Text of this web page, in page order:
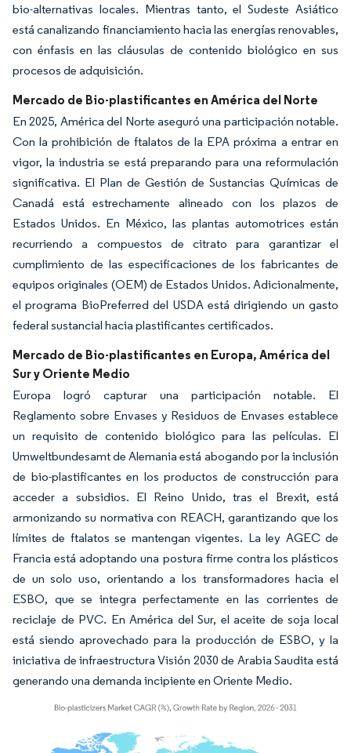
bio-alternativas locales. Mientras tanto, el Sudeste Asiático
está canalizando financiamiento hacia las energías renovables,
con énfasis en las cláusulas de contenido biológico en sus
procesos de adquisición.
Mercado de Bio-plastificantes en América del Norte
En 2025, América del Norte aseguró una participación notable.
Con la prohibición de ftalatos de la EPA próxima a entrar en
vigor, la industria se está preparando para una reformulación
significativa. El Plan de Gestión de Sustancias Químicas de
Canadá está estrechamente alineado con los plazos de
Estados Unidos. En México, las plantas automotrices están
recurriendo a compuestos de citrato para garantizar el
cumplimiento de las especificaciones de los fabricantes de
equipos originales (OEM) de Estados Unidos. Adicionalmente,
el programa BioPreferred del USDA está dirigiendo un gasto
federal sustancial hacia plastificantes certificados.
Mercado de Bio-plastificantes en Europa, América del
Sur y Oriente Medio
Europa logró capturar una participación notable. El
Reglamento sobre Envases y Residuos de Envases establece
un requisito de contenido biológico para las películas. El
Umweltbundesamt de Alemania está abogando por la inclusión
de bio-plastificantes en los productos de construcción para
acceder a subsidios. El Reino Unido, tras el Brexit, está
armonizando su normativa con REACH, garantizando que los
límites de ftalatos se mantengan vigentes. La ley AGEC de
Francia está adoptando una postura firme contra los plásticos
de un solo uso, orientando a los transformadores hacia el
ESBO, que se integra perfectamente en las corrientes de
reciclaje de PVC. En América del Sur, el aceite de soja local
está siendo aprovechado para la producción de ESBO, y la
iniciativa de infraestructura Visión 2030 de Arabia Saudita está
generando una demanda incipiente en Oriente Medio.